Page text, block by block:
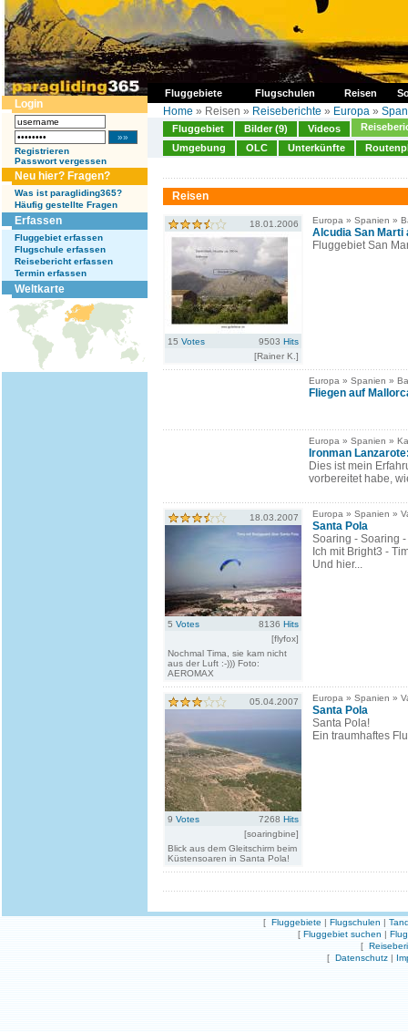
Fluggebiete Flugschulen Reisen
Login
Registrieren
Passwort vergessen
Neu hier? Fragen?
Was ist paragliding365?
Häufig gestellte Fragen
Erfassen
Fluggebiet erfassen
Flugschule erfassen
Reisebericht erfassen
Termin erfassen
Weltkarte
Home » Reisen » Reiseberichte » Europa »
Fluggebiet Bilder (9) Videos
Umgebung
OLC Unterkünfte
Reisen
18.01.2006
15 Votes 9503 Hits
[Rainer K.]
Europa » Spanien »
Alcudia San Marti
Fluggebiet San
Europa » Spanien »
Fliegen auf
Europa » Spanien »
Ironman
Dies ist mein
vorbereitet habe,
18.03.2007
5 Votes 8136 Hits
[flyfox]
Nochmal Tima, sie kam nicht
aus der Luft :-))) Foto:
AEROMAX
Europa » Spanien »
Santa Pola
Soaring - Soaring
Ich mit Bright3 -
Und hier...
05.04.2007
9 Votes 7268 Hits
[soaringbine]
Blick aus dem Gleitschirm beim
Küstensoaren in Santa Pola!
Europa » Spanien »
Santa Pola
Santa Pola!
Ein traumhaftes
[ Fluggebiete | Flugschulen |
[ Fluggebiet suchen |
[
[ Datenschutz |